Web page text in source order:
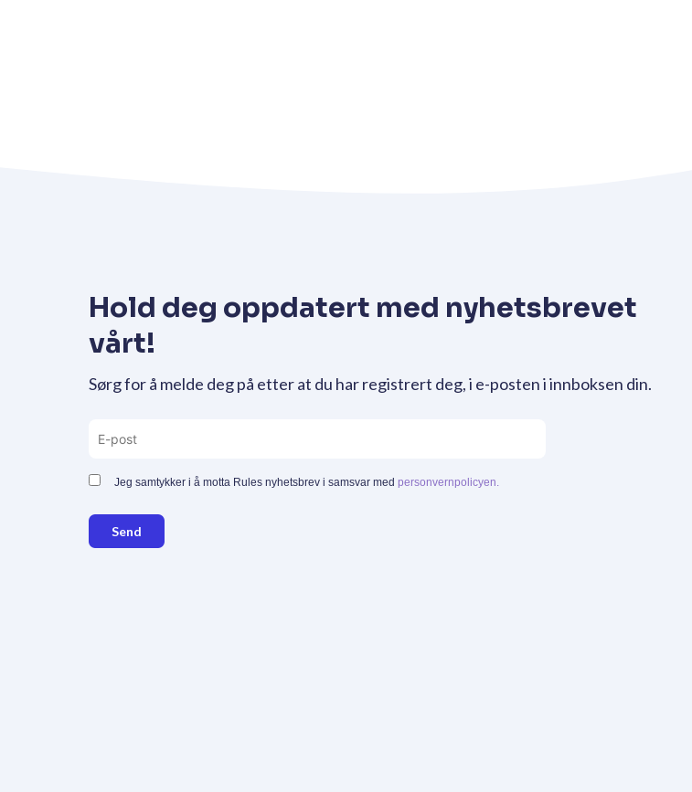
Hold deg oppdatert med nyhetsbrevet
vårt!
Sørg for å melde deg på etter at du har registrert deg, i e-posten i innboksen din.
Jeg samtykker i å motta Rules nyhetsbrev i samsvar med personvernpolicyen.
Send